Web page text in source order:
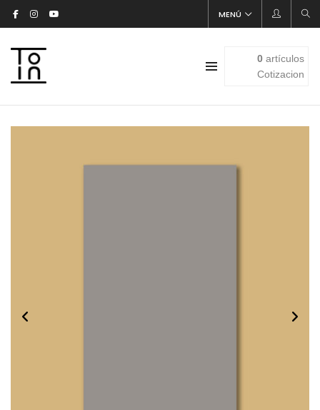
MENÚ
0artículos
Cotizacion